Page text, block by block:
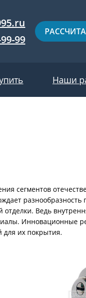
99
двери
Наши
сегментов
Ведь
Инновационные
для их покрытия.